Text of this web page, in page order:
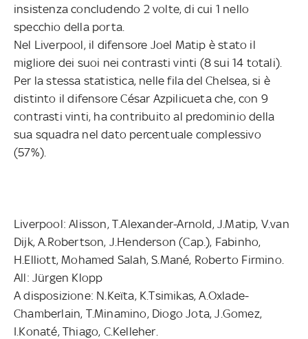
insistenza concludendo 2 volte, di cui 1 nello
specchio della porta.
Nel Liverpool, il difensore Joel Matip è stato il
migliore dei suoi nei contrasti vinti (8 sui 14 totali).
Per la stessa statistica, nelle fila del Chelsea, si è
distinto il difensore César Azpilicueta che, con 9
contrasti vinti, ha contribuito al predominio della
sua squadra nel dato percentuale complessivo
(57%).
Liverpool: Alisson, T.Alexander-Arnold, J.Matip, V.van
Dijk, A.Robertson, J.Henderson (Cap.), Fabinho,
H.Elliott, Mohamed Salah, S.Mané, Roberto Firmino.
All: Jürgen Klopp
A disposizione: N.Keïta, K.Tsimikas, A.Oxlade-
Chamberlain, T.Minamino, Diogo Jota, J.Gomez,
I.Konaté, Thiago, C.Kelleher.